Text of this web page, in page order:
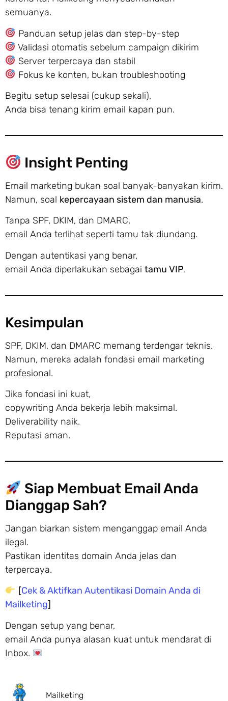
semuanya.
Panduan setup jelas dan step-by-step
Validasi otomatis sebelum campaign dikirim
Server terpercaya dan stabil
Fokus ke konten, bukan troubleshooting
Begitu setup selesai (cukup sekali),
Anda bisa tenang kirim email kapan pun.
Insight Penting
Email marketing bukan soal banyak-banyakan kirim.
Namun, soal kepercayaan sistem dan manusia.
Tanpa SPF, DKIM, dan DMARC,
email Anda terlihat seperti tamu tak diundang.
Dengan autentikasi yang benar,
email Anda diperlakukan sebagai tamu VIP.
Kesimpulan
SPF, DKIM, dan DMARC memang terdengar teknis.
Namun, mereka adalah fondasi email marketing
profesional.
Jika fondasi ini kuat,
copywriting Anda bekerja lebih maksimal.
Deliverability naik.
Reputasi aman.
Siap Membuat Email Anda
Dianggap Sah?
Jangan biarkan sistem menganggap email Anda
ilegal.
Pastikan identitas domain Anda jelas dan
terpercaya.
[Cek & Aktifkan Autentikasi Domain Anda di
Mailketing]
Dengan setup yang benar,
email Anda punya alasan kuat untuk mendarat di
Inbox.
Mailketing